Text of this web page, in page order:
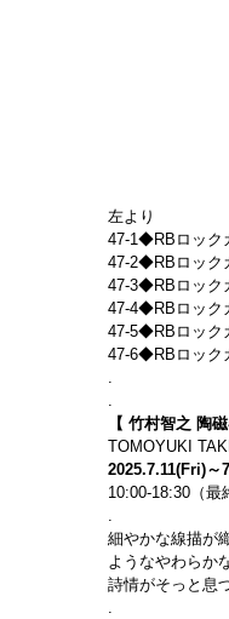
左より
47-1◆RBロック
47-2◆RBロック
47-3◆RBロック
47-4◆RBロック
47-5◆RBロック
47-6◆RBロック
【 竹村智之 陶
TOMOYUKI
2025.7.11(Fri)～
10:00-18:30（最
細やかな線描が
ようなやわらか
詩情がそっと息